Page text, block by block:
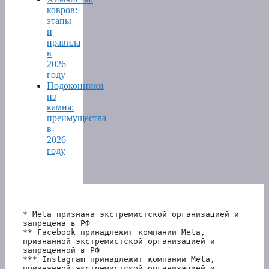
ковров:
этапы
и
правила
в
2026
году
Подоконники
из
камня:
преимущества
в
2026
году
* Meta признана экстремистской организацией и
запрещена в РФ
** Facebook принадлежит компании Meta,
признанной экстремистской организацией и
запрещенной в РФ
*** Instagram принадлежит компании Meta,